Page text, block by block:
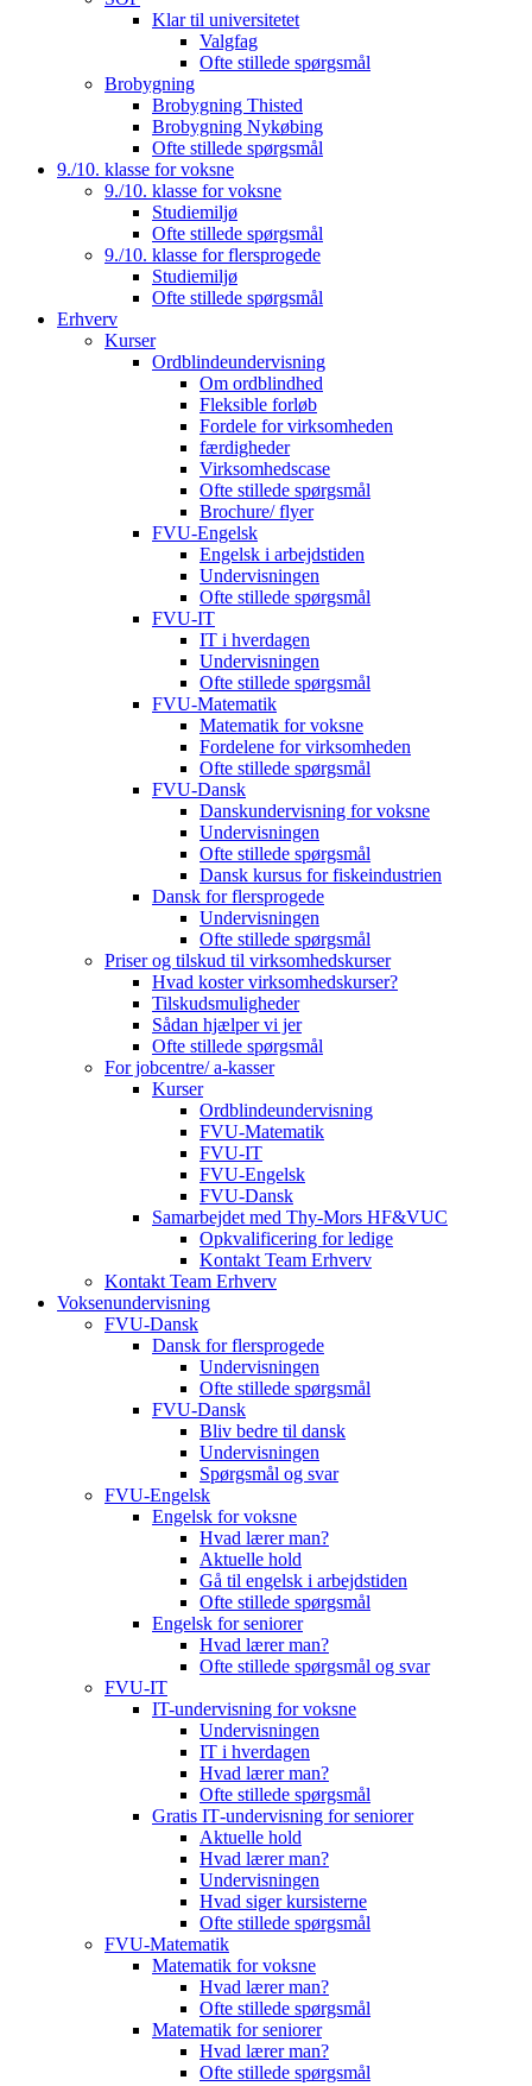
Klar til universitetet
Valgfag
Ofte stillede spørgsmål
Brobygning
Brobygning Thisted
Brobygning Nykøbing
Ofte stillede spørgsmål
9./10. klasse for voksne
9./10. klasse for voksne
Studiemiljø
Ofte stillede spørgsmål
9./10. klasse for flersprogede
Studiemiljø
Ofte stillede spørgsmål
Erhverv
Kurser
Ordblindeundervisning
Om ordblindhed
Fleksible forløb
Fordele for virksomheden
færdigheder
Virksomhedscase
Ofte stillede spørgsmål
Brochure/ flyer
FVU-Engelsk
Engelsk i arbejdstiden
Undervisningen
Ofte stillede spørgsmål
FVU-IT
IT i hverdagen
Undervisningen
Ofte stillede spørgsmål
FVU-Matematik
Matematik for voksne
Fordelene for virksomheden
Ofte stillede spørgsmål
FVU-Dansk
Danskundervisning for voksne
Undervisningen
Ofte stillede spørgsmål
Dansk kursus for fiskeindustrien
Dansk for flersprogede
Undervisningen
Ofte stillede spørgsmål
Priser og tilskud til virksomhedskurser
Hvad koster virksomhedskurser?
Tilskudsmuligheder
Sådan hjælper vi jer
Ofte stillede spørgsmål
For jobcentre/ a-kasser
Kurser
Ordblindeundervisning
FVU-Matematik
FVU-IT
FVU-Engelsk
FVU-Dansk
Samarbejdet med Thy-Mors HF&VUC
Opkvalificering for ledige
Kontakt Team Erhverv
Kontakt Team Erhverv
Voksenundervisning
FVU-Dansk
Dansk for flersprogede
Undervisningen
Ofte stillede spørgsmål
FVU-Dansk
Bliv bedre til dansk
Undervisningen
Spørgsmål og svar
FVU-Engelsk
Engelsk for voksne
Hvad lærer man?
Aktuelle hold
Gå til engelsk i arbejdstiden
Ofte stillede spørgsmål
Engelsk for seniorer
Hvad lærer man?
Ofte stillede spørgsmål og svar
FVU-IT
IT-undervisning for voksne
Undervisningen
IT i hverdagen
Hvad lærer man?
Ofte stillede spørgsmål
Gratis IT‑undervisning for seniorer
Aktuelle hold
Hvad lærer man?
Undervisningen
Hvad siger kursisterne
Ofte stillede spørgsmål
FVU-Matematik
Matematik for voksne
Hvad lærer man?
Ofte stillede spørgsmål
Matematik for seniorer
Hvad lærer man?
Ofte stillede spørgsmål